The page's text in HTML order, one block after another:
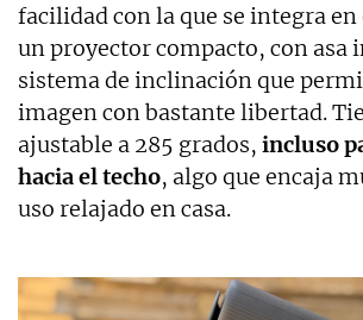
facilidad con la que se integra en
un proyector compacto, con asa
sistema de inclinación que
imagen con bastante libertad.
ajustable a 285 grados, incluso
hacia el techo, algo que encaja
uso relajado en casa.